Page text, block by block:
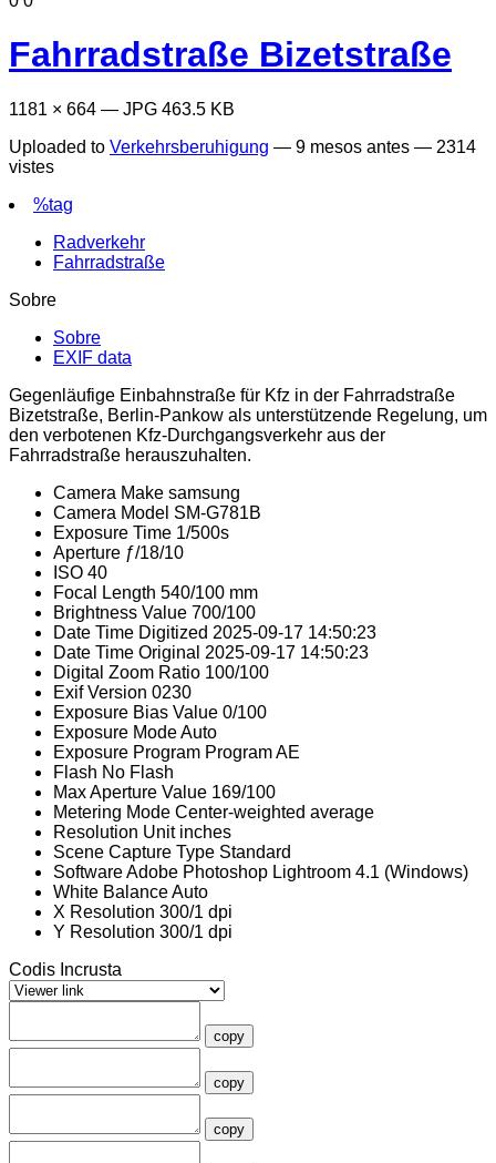
Fahrradstraße Bizetstraße
1181 × 664 — JPG 463.5 KB
Uploaded to Verkehrsberuhigung — 9 mesos antes — 2314
vistes
%tag
Radverkehr
Fahrradstraße
Sobre
Sobre
EXIF data
Gegenläufige Einbahnstraße für Kfz in der Fahrradstraße
Bizetstraße, Berlin-Pankow als unterstützende Regelung, um
den verbotenen Kfz-Durchgangsverkehr aus der
Fahrradstraße herauszuhalten.
Camera Make samsung
Camera Model SM-G781B
Exposure Time 1/500s
Aperture ƒ/18/10
ISO 40
Focal Length 540/100 mm
Brightness Value 700/100
Date Time Digitized 2025-09-17 14:50:23
Date Time Original 2025-09-17 14:50:23
Digital Zoom Ratio 100/100
Exif Version 0230
Exposure Bias Value 0/100
Exposure ModeAuto
Exposure Program Program AE
Flash No Flash
Max Aperture Value 169/100
Metering Mode Center-weighted average
Resolution Unit inches
Scene Capture Type Standard
SoftwareAdobe Photoshop Lightroom 4.1 (Windows)
White BalanceAuto
X Resolution 300/1 dpi
Y Resolution 300/1 dpi
Codis Incrusta
copy
copy
copy